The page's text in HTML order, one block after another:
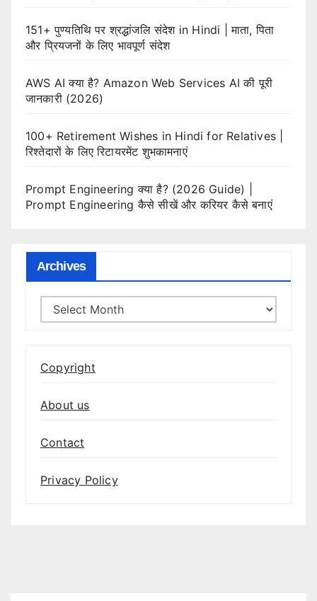
151+ पुण्यतिथि पर श्रद्धांजलि संदेश in Hindi | माता, पिता
और प्रियजनों के लिए भावपूर्ण संदेश
AWS AI क्या है? Amazon Web Services AI की पूरी
जानकारी (2026)
100+ Retirement Wishes in Hindi for Relatives |
रिश्तेदारों के लिए रिटायरमेंट शुभकामनाएं
Prompt Engineering क्या है? (2026 Guide) |
Prompt Engineering कैसे सीखें और करियर कैसे बनाएं
Archives
Archives
Copyright
About us
Contact
Privacy Policy